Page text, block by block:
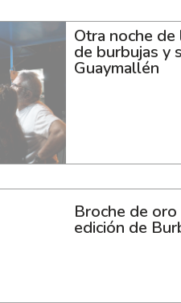
Otra noche
de burbujas y
Guaymallén
Broche de
edición de